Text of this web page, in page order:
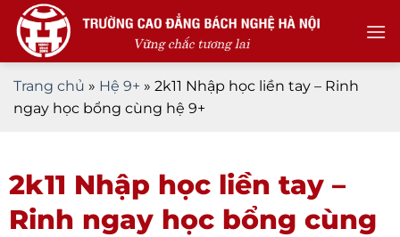
Skip
content
Trang chủ » Hệ 9+ » 2k11 Nhập học liền tay – Rinh
ngay học bổng cùng hệ 9+
2k11 Nhập học liền tay –
Rinh ngay học bổng cùng